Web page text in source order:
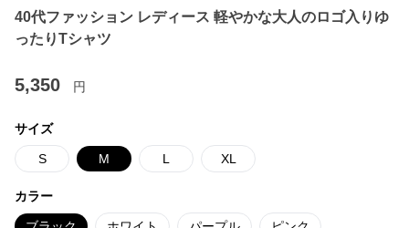
40代ファッション レディース 軽やかな大人のロゴ入りゆ
ったりTシャツ
5,350 円
サイズ
S M L XL
カラー